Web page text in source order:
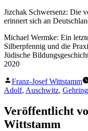
Jizchak Schwersenz: Die
erinnert sich an
Michael Wermke: Ein
Silberpfennig und die
Jüdische
2020
Veröffentlicht
von
Franz-Josef Wittstamm
Adolf, Auschwitz,
Veröffentlicht
Wittstamm